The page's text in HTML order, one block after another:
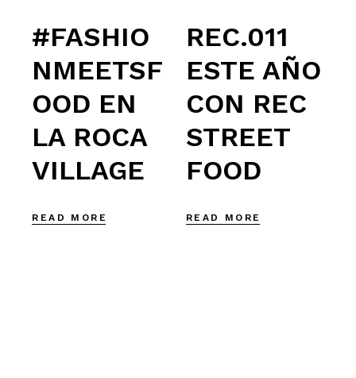
#FASHIO
NMEETSF
OOD EN
LA ROCA
VILLAGE
READ MORE
REC.011
ESTE AÑO
CON REC
STREET
FOOD
READ MORE